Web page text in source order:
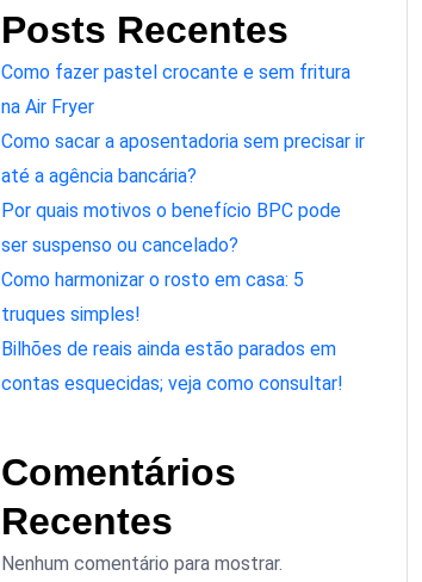
Posts Recentes
Como fazer pastel crocante e sem fritura
na Air Fryer
Como sacar a aposentadoria sem precisar ir
até a agência bancária?
Por quais motivos o benefício BPC pode
ser suspenso ou cancelado?
Como harmonizar o rosto em casa: 5
truques simples!
Bilhões de reais ainda estão parados em
contas esquecidas; veja como consultar!
Comentários
Recentes
Nenhum comentário para mostrar.